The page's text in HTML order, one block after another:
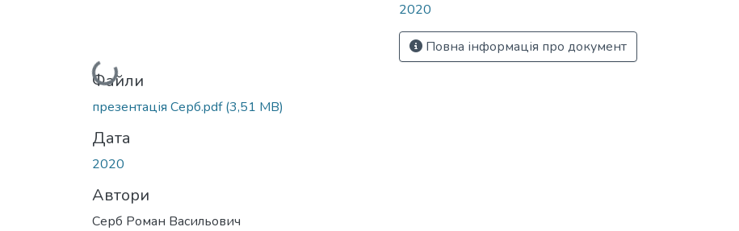
Вантажиться...
Файли
презентація Серб.pdf(3,51 MB)
Дата
2020
Автори
Серб Роман Васильович
2020
Повна інформація про документ